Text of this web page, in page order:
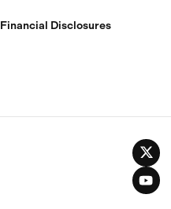
Financial Disclosures